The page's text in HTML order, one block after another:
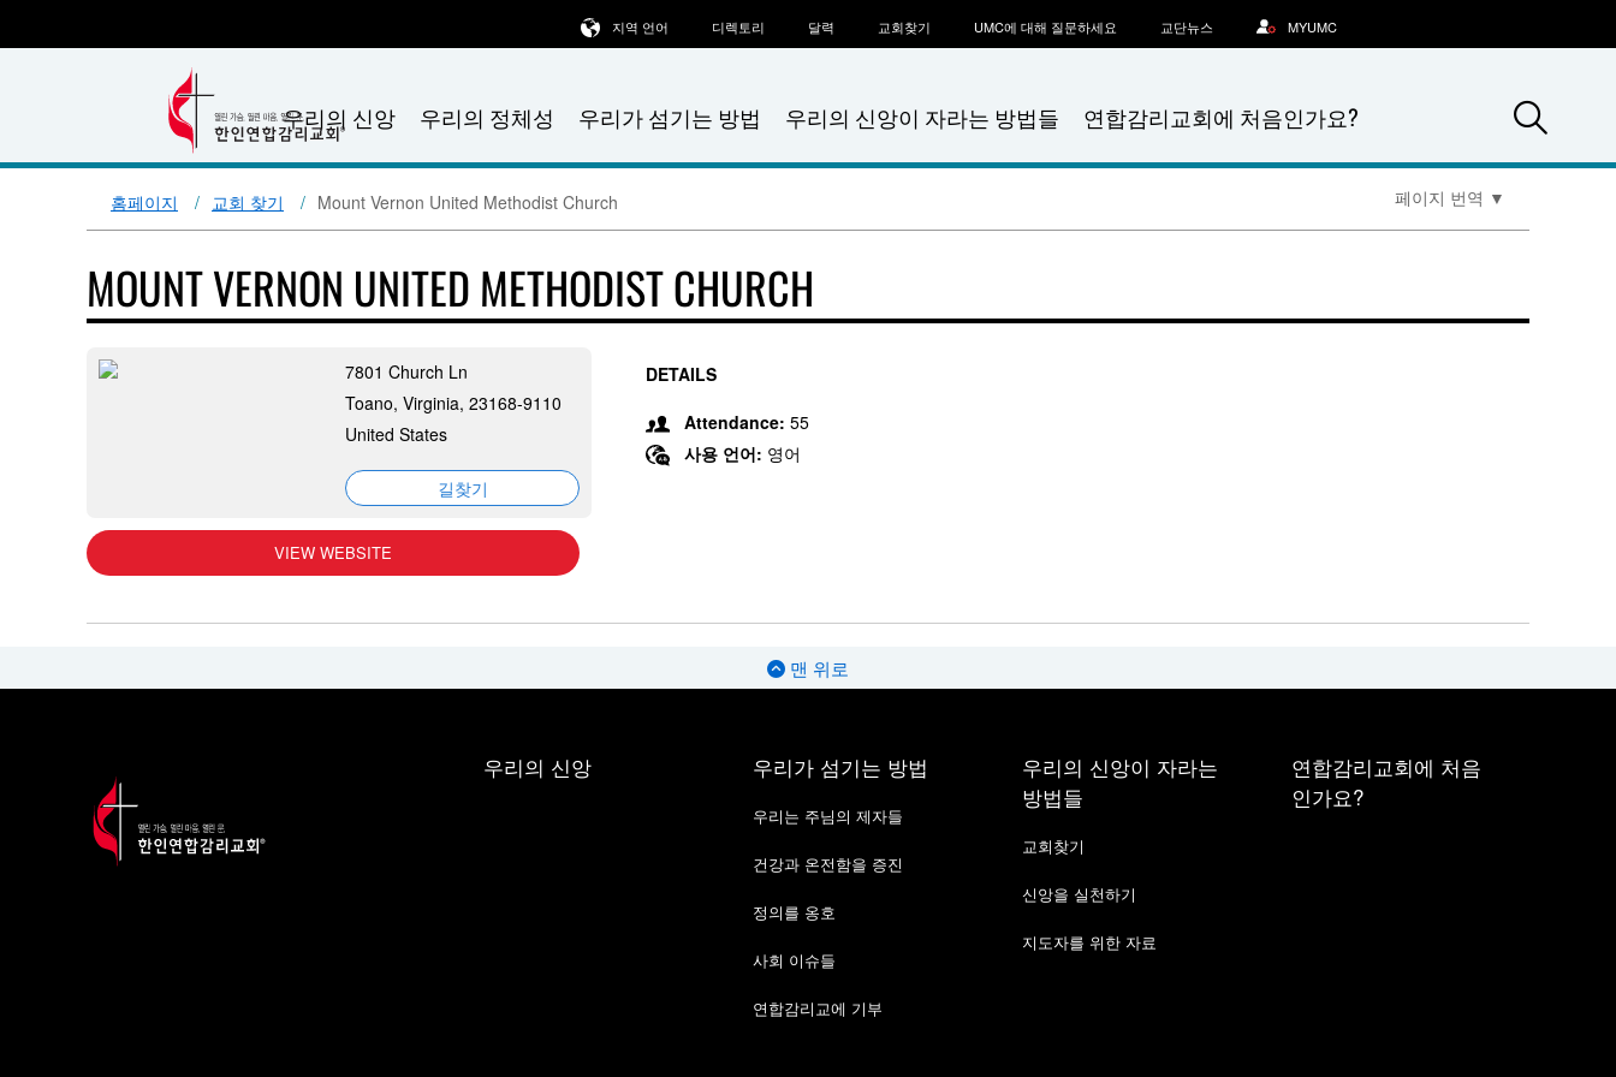
우리의 신앙 우리의 정체성 우리가 섬기는 방법 우리의 신앙이 자라는 방법들 연합감리교회에 처음인가요?
지역 언어 디렉토리 달력 교회찾기 UMC에 대해 질문하세요 교단뉴스 MYUMC
홈페이지 교회 찾기 Mount Vernon United Methodist Church 페이지 번역 ▼
MOUNT VERNON UNITED METHODIST CHURCH
7801 Church Ln
Toano, Virginia, 23168-9110
United States
길찾기
VIEW WEBSITE
DETAILS
Attendance: 55
사용 언어: 영어
맨 위로
우리의 신앙 우리가 섬기는 방법
우리는 주님의 제자들
건강과 온전함을 증진
정의를 옹호
사회 이슈들
연합감리교에 기부
우리의 신앙이 자라는
방법들
교회찾기
신앙을 실천하기
지도자를 위한 자료
연합감리교회에 처음
인가요?